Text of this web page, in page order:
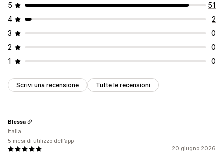
5
51
4
2
3
0
2
0
1
0
Scrivi una recensione Tutte le recensioni
20 giugno 2026
Blessa
Italia
5 mesi di utilizzo dell’app